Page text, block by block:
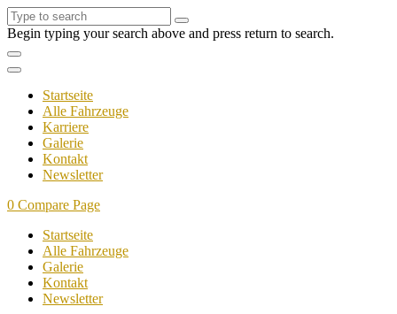
Begin typing your search above and press return to search.
Startseite
Alle Fahrzeuge
Karriere
Galerie
Kontakt
Newsletter
0 Compare Page
Startseite
Alle Fahrzeuge
Galerie
Kontakt
Newsletter